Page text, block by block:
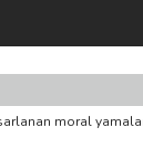
moral